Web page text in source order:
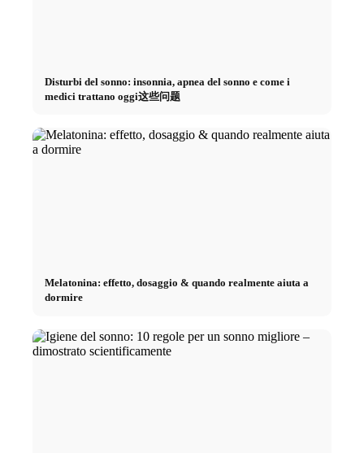
Disturbi del sonno: insonnia, apnea del sonno e come i
medici trattano oggi这些问题
Melatonina: effetto, dosaggio & quando realmente aiuta a
dormire